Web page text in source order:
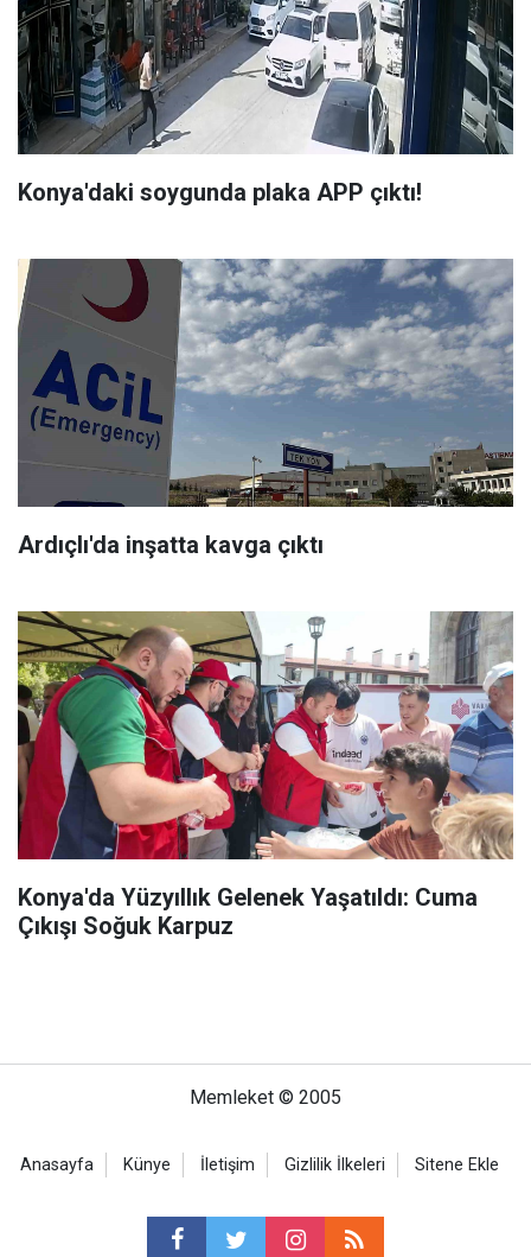
Konya'daki soygunda plaka APP çıktı!
Ardıçlı'da inşatta kavga çıktı
Konya'da Yüzyıllık Gelenek Yaşatıldı: Cuma
Çıkışı Soğuk Karpuz
Memleket © 2005
Anasayfa Künye İletişim Gizlilik İlkeleri Sitene Ekle